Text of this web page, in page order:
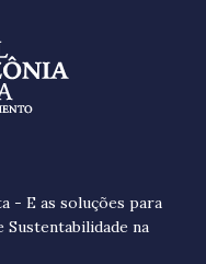
- E as soluções para
Sustentabilidade na